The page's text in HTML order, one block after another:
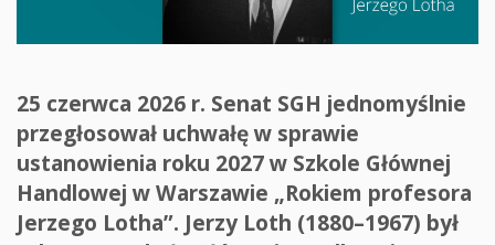
25 czerwca 2026 r. Senat SGH jednomyślnie
przegłosował uchwałę w sprawie
ustanowienia roku 2027 w Szkole Głównej
Handlowej w Warszawie „Rokiem profesora
Jerzego Lotha”. Jerzy Loth (1880–1967) był